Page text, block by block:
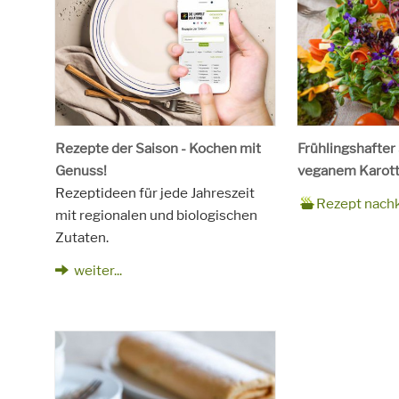
Rezepte der Saison - Kochen mit
Genuss!
Rezeptideen für jede Jahreszeit
mit regionalen und biologischen
Zutaten.
weiter...
Frühlingshafter
veganem
Zubereitungszeit
90 Minuten
Rezept
für
4 Personen
Saison
Frühling
Schlagworte
Beilagen,
Rezept